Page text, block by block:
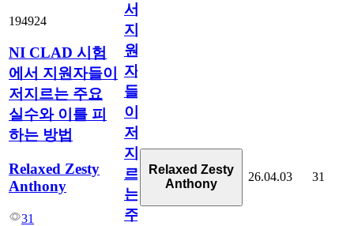
194924
NI CLAD 시험
에서 지원자들이
저지르는 주요
실수와 이를 피
하는 방법
Relaxed Zesty
Anthony
31
서
지
원
자
들
이
저
지
르
는
주
Relaxed Zesty
Anthony
26.04.03 31